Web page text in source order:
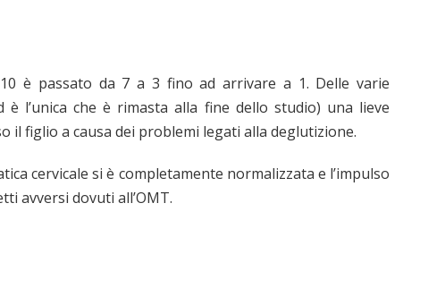
è passato da 7 a 3 fino ad arrivare a 1. Delle varie
è l’unica che è rimasta alla fine dello studio) una lieve
figlio a causa dei problemi legati alla deglutizione.
cervicale si è completamente normalizzata e l’impulso
avversi dovuti all’OMT.